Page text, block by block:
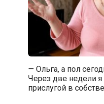
— Ольга, а пол
Через две недели я
прислугой в